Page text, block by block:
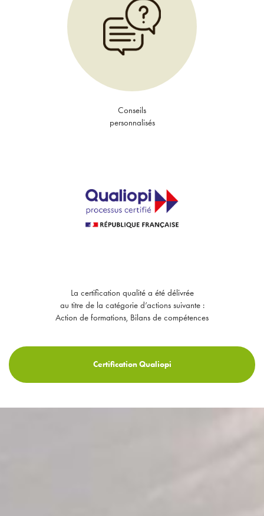
Conseils
personnalisés
La certification qualité a été délivrée
au titre de la catégorie d’actions suivante :
Action de formations, Bilans de compétences
Certification Qualiopi